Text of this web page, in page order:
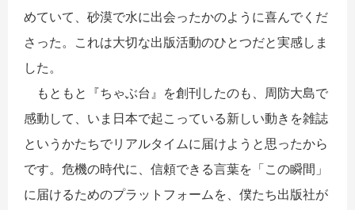
めていて、砂漠で水に出会ったかのように喜んでくだ
さった。これは大切な出版活動のひとつだと実感しま
した。
もともと『ちゃぶ台』を創刊したのも、周防大島で
感動して、いま日本で起こっている新しい動きを雑誌
というかたちでリアルタイムに届けようと思ったから
です。危機の時代に、信頼できる言葉を「この瞬間」
に届けるためのプラットフォームを、僕たち出版社が